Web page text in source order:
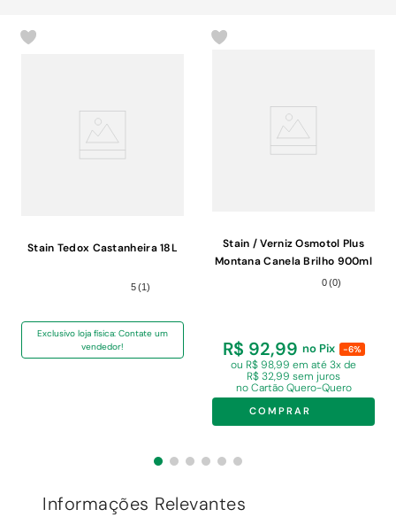
Stain Tedox Castanheira 18L
5(1 )
Exclusivo loja física: Contate um
vendedor!
Stain / Verniz Osmotol Plus
Montana Canela Brilho 900ml
0(0)
R$ 92,99 no Pix -6%
ou R$ 98,99 em até 3x de
R$ 32,99 sem juros
no Cartão Quero-Quero
COMPRAR
Informações Relevantes